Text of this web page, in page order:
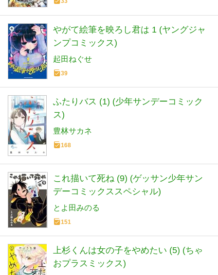
やがて絵筆を映ろし君は 1 (ヤングジャ
ンプコミックス)
起田ねぐせ
39
ふたりバス (1) (少年サンデーコミック
ス)
豊林サカネ
168
これ描いて死ね (9) (ゲッサン少年サン
デーコミックススペシャル)
とよ田みのる
151
上杉くんは女の子をやめたい (5) (ちゃ
おプラスミックス)